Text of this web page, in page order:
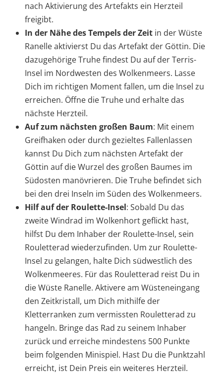
nach Aktivierung des Artefakts ein Herzteil
freigibt.
In der Nähe des Tempels der Zeit in der Wüste
Ranelle aktivierst Du das Artefakt der Göttin. Die
dazugehörige Truhe findest Du auf der Terris-
Insel im Nordwesten des Wolkenmeers. Lasse
Dich im richtigen Moment fallen, um die Insel zu
erreichen. Öffne die Truhe und erhalte das
nächste Herzteil.
Auf zum nächsten großen Baum: Mit einem
Greifhaken oder durch gezieltes Fallenlassen
kannst Du Dich zum nächsten Artefakt der
Göttin auf die Wurzel des großen Baumes im
Südosten manövrieren. Die Truhe befindet sich
bei den drei Inseln im Süden des Wolkenmeers.
Hilf auf der Roulette-Insel: Sobald Du das
zweite Windrad im Wolkenhort geflickt hast,
hilfst Du dem Inhaber der Roulette-Insel, sein
Rouletterad wiederzufinden. Um zur Roulette-
Insel zu gelangen, halte Dich südwestlich des
Wolkenmeeres. Für das Rouletterad reist Du in
die Wüste Ranelle. Aktivere am Wüsteneingang
den Zeitkristall, um Dich mithilfe der
Kletterranken zum vermissten Rouletterad zu
hangeln. Bringe das Rad zu seinem Inhaber
zurück und erreiche mindestens 500 Punkte
beim folgenden Minispiel. Hast Du die Punktzahl
erreicht, ist Dein Preis ein weiteres Herzteil.